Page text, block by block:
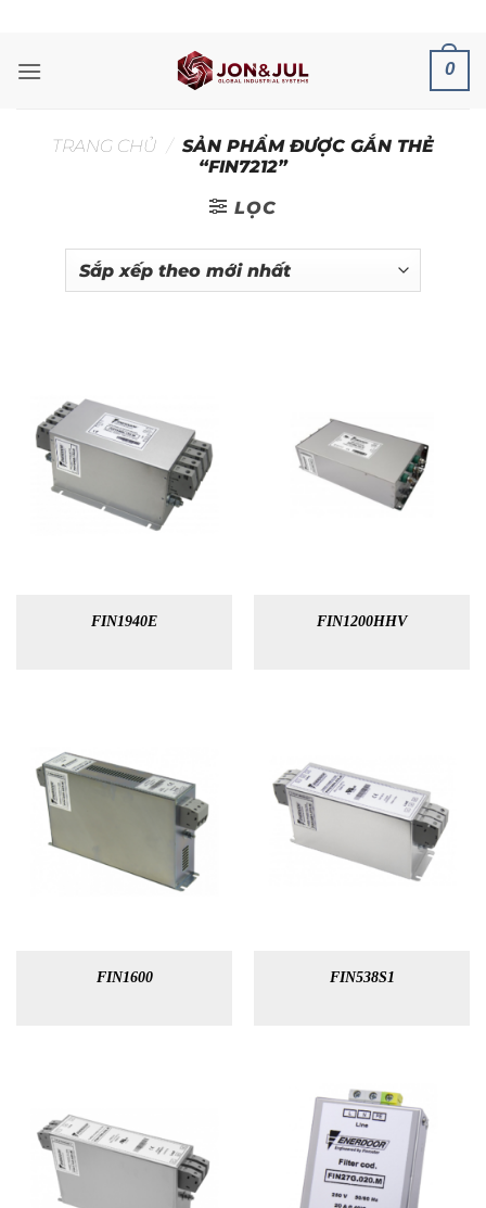
nội
0
TRANG CHỦ / SẢN PHẨM ĐƯỢC GẮN THẺ
“FIN7212”
LỌC
FIN1940E FIN1200HHV
FIN1600 FIN538S1